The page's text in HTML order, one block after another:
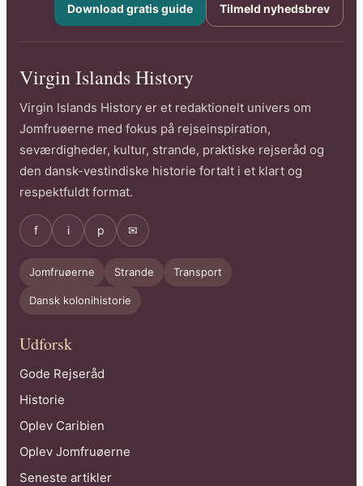
Download gratis guide Tilmeld nyhedsbrev
Virgin Islands History
Virgin Islands History er et redaktionelt univers om
Jomfruøerne med fokus på rejseinspiration,
seværdigheder, kultur, strande, praktiske rejseråd og
den dansk-vestindiske historie fortalt i et klart og
respektfuldt format.
f i p ✉
Jomfruøerne Strande Transport
Dansk kolonihistorie
Udforsk
Gode Rejseråd
Historie
Oplev Caribien
Oplev Jomfruøerne
Seneste artikler